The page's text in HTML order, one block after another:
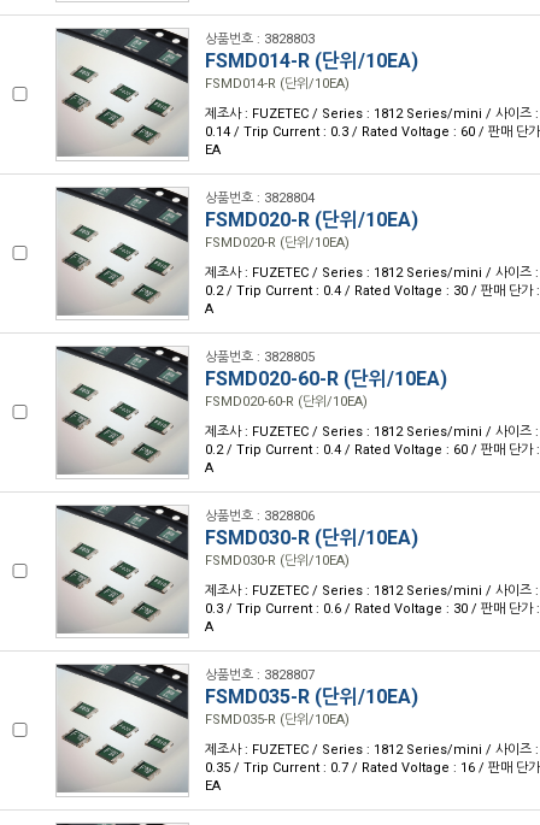
상품번호 : 3828803
FSMD014-R (단위/10EA)
FSMD014-R (단위/10EA)
제조사 : FUZETEC / Series : 1812 Series/mini / 사이
0.14 / Trip Current : 0.3 / Rated Voltage : 60 / 판매 단가
EA
상품번호 : 3828804
FSMD020-R (단위/10EA)
FSMD020-R (단위/10EA)
제조사 : FUZETEC / Series : 1812 Series/mini / 사이
0.2 / Trip Current : 0.4 / Rated Voltage : 30 / 판매 단가 :
A
상품번호 : 3828805
FSMD020-60-R (단위/10EA)
FSMD020-60-R (단위/10EA)
제조사 : FUZETEC / Series : 1812 Series/mini / 사이
0.2 / Trip Current : 0.4 / Rated Voltage : 60 / 판매 단가 :
A
상품번호 : 3828806
FSMD030-R (단위/10EA)
FSMD030-R (단위/10EA)
제조사 : FUZETEC / Series : 1812 Series/mini / 사이
0.3 / Trip Current : 0.6 / Rated Voltage : 30 / 판매 단가 :
A
상품번호 : 3828807
FSMD035-R (단위/10EA)
FSMD035-R (단위/10EA)
제조사 : FUZETEC / Series : 1812 Series/mini / 사이
0.35 / Trip Current : 0.7 / Rated Voltage : 16 / 판매 단가
EA